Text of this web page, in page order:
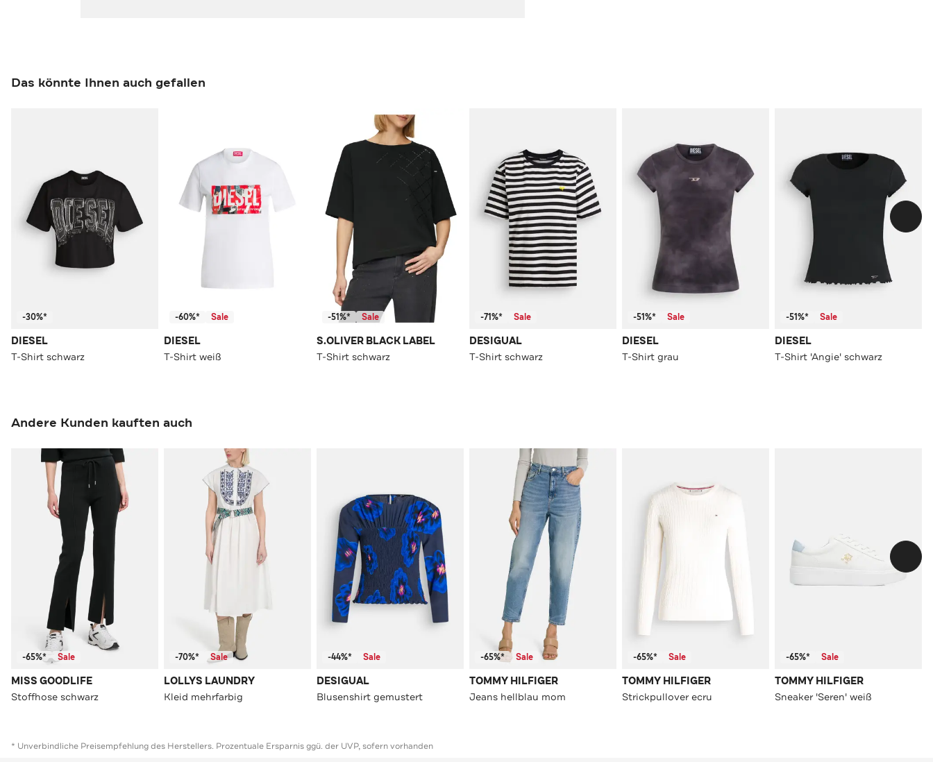
Das könnte Ihnen auch gefallen
-30%*
DIESEL
T-Shirt schwarz
-60%* Sale
DIESEL
T-Shirt weiß
-51%* Sale
S.OLIVER BLACK LABEL
T-Shirt schwarz
-71%* Sale
DESIGUAL
T-Shirt schwarz
-51%* Sale
DIESEL
T-Shirt grau
-51%* Sale
DIESEL
T-Shirt 'Angie' schwarz
Andere Kunden kauften auch
-65%* Sale
MISS GOODLIFE
Stoffhose schwarz
-70%* Sale
LOLLYS LAUNDRY
Kleid mehrfarbig
-44%* Sale
DESIGUAL
Blusenshirt gemustert
-65%* Sale
TOMMY HILFIGER
Jeans hellblau mom
-65%* Sale
TOMMY HILFIGER
Strickpullover ecru
-65%* Sale
TOMMY HILFIGER
Sneaker 'Seren' weiß
* Unverbindliche Preisempfehlung des Herstellers. Prozentuale Ersparnis ggü. der UVP, sofern vorhanden